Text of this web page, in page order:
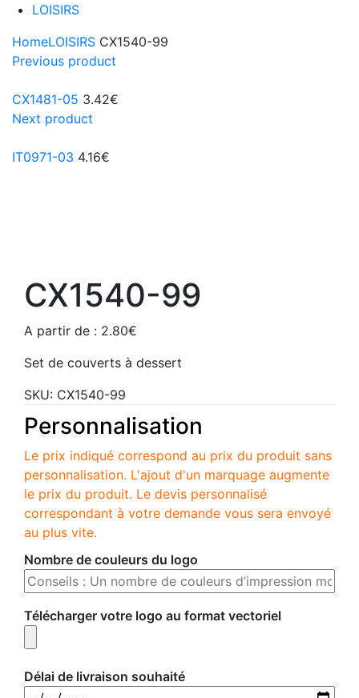
LOISIRS
HomeLOISIRS CX1540-99
Previous product
CX1481-05 3.42€
Next product
IT0971-03 4.16€
CX1540-99
A partir de : 2.80€
Set de couverts à dessert
SKU: CX1540-99
Personnalisation
Le prix indiqué correspond au prix du produit sans
personnalisation. L'ajout d'un marquage augmente
le prix du produit. Le devis personnalisé
correspondant à votre demande vous sera envoyé
au plus vite.
Nombre de couleurs du logo
Télécharger votre logo au format vectoriel
Délai de livraison souhaité